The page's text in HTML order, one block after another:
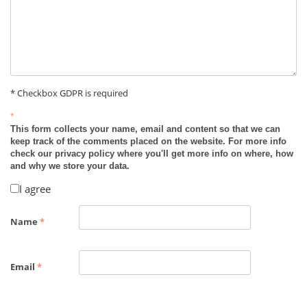
* Checkbox GDPR is required
*
This form collects your name, email and content so that we can
keep track of the comments placed on the website. For more info
check our privacy policy where you'll get more info on where, how
and why we store your data.
I agree
Name *
Email *